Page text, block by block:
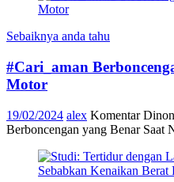
Sebaiknya anda tahu
#Cari_aman
Motor
19/02/2024 alex Komentar
Berboncengan yang Benar Saat